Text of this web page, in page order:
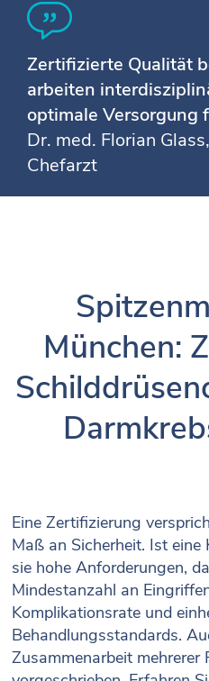
Zertifizierte Qualität
arbeiten
optimale Versorgung
Dr. med. Florian Glass,
Chefarzt
München:
Eine Zertifizierung
Maß an Sicherheit. Ist
sie hohe Anforderungen,
Mindestanzahl an
Komplikationsrate und
Behandlungsstandards.
Zusammenarbeit mehrerer